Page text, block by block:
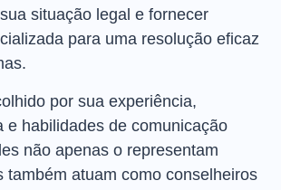
situação legal e fornecer
para uma resolução eficaz
por sua experiência,
e habilidades de comunicação
não apenas o representam
também atuam como conselheiros